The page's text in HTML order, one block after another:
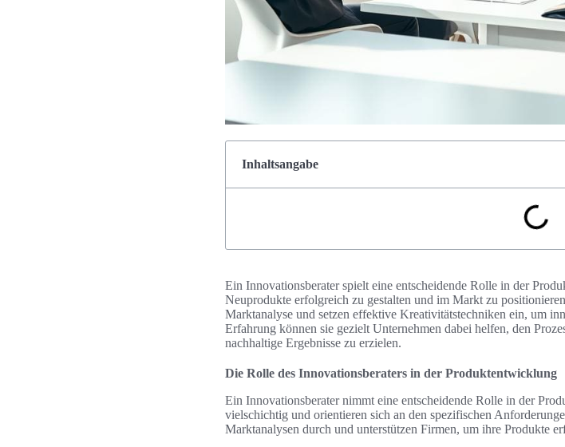
Inhaltsangabe
Ein Innovationsberater spielt eine entscheidende Rolle in der
Neuprodukte erfolgreich zu gestalten und im Markt zu
Marktanalyse und setzen effektive Kreativitätstechniken ein, um
Erfahrung können sie gezielt Unternehmen dabei helfen, den
nachhaltige Ergebnisse zu erzielen.
Die Rolle des Innovationsberaters in der Produktentwicklung
Ein Innovationsberater nimmt eine entscheidende Rolle in der
vielschichtig und orientieren sich an den spezifischen
Marktanalysen durch und unterstützen Firmen, um ihre Produkte